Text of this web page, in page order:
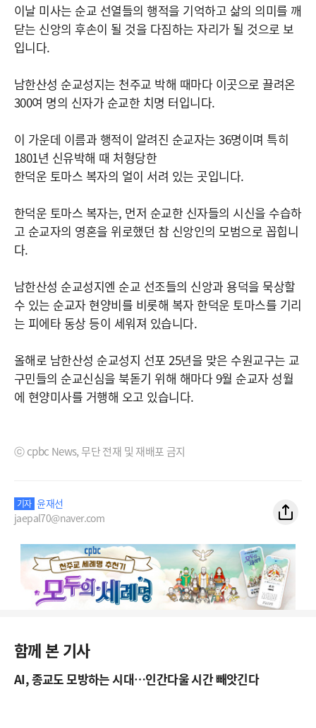
이날 미사는 순교 선열들의 행적을 기억하고 삶의 의미를 깨
닫는 신앙의 후손이 될 것을 다짐하는 자리가 될 것으로 보
입니다.
남한산성 순교성지는 천주교 박해 때마다 이곳으로 끌려온
300여 명의 신자가 순교한 치명 터입니다.
이 가운데 이름과 행적이 알려진 순교자는 36명이며 특히
1801년 신유박해 때 처형당한
한덕운 토마스 복자의 얼이 서려 있는 곳입니다.
한덕운 토마스 복자는, 먼저 순교한 신자들의 시신을 수습하
고 순교자의 영혼을 위로했던 참 신앙인의 모범으로 꼽힙니
다.
남한산성 순교성지엔 순교 선조들의 신앙과 용덕을 묵상할
수 있는 순교자 현양비를 비롯해 복자 한덕운 토마스를 기리
는 피에타 동상 등이 세워져 있습니다.
올해로 남한산성 순교성지 선포 25년을 맞은 수원교구는 교
구민들의 순교신심을 북돋기 위해 해마다 9월 순교자 성월
에 현양미사를 거행해 오고 있습니다.
ⓒ cpbc News, 무단 전재 및 재배포 금지
기자 윤재선
jaepal70@naver.com
함께 본 기사
AI, 종교도 모방하는 시대…인간다울 시간 빼앗긴다